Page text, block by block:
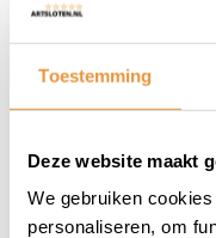
Toestemming
Deze website maakt
We gebruiken
personaliseren, om
beenkleed
thermoscud r050
Op voorraad